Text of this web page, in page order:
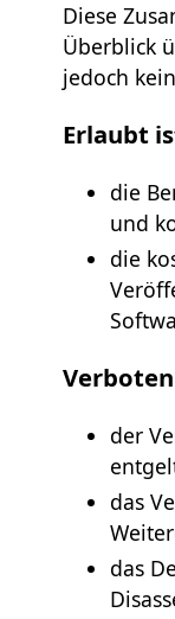
Diese
Überblick
jedoch
Erlaubt
die
und
die
der
das
das